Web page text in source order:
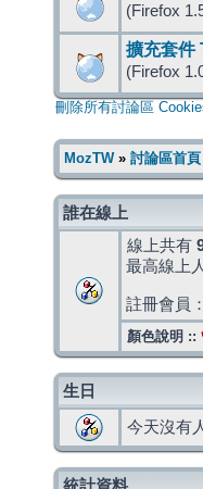
(Firefox
擴充套件
(Firefox
刪除所有討論區
MozTW» 討論區首頁
誰在線上
線上共有
最高線上
註冊會員：
顏色說明 ::
生日
今天沒有